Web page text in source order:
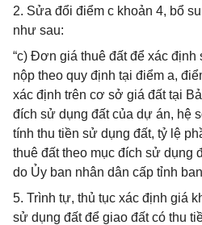
2. Sửa đổi điểm c khoản 4, bổ
như sau:
“c) Đơn giá thuê đất để xác định
nộp theo quy định tại điểm a,
xác định trên cơ sở giá đất tại
đích sử dụng đất của dự án, hệ
tính thu tiền sử dụng đất, tỷ lệ
thuê đất theo mục đích sử dụng
do Ủy ban nhân dân cấp tỉnh
5. Trình tự, thủ tục xác định giá
sử dụng đất để giao đất có thu